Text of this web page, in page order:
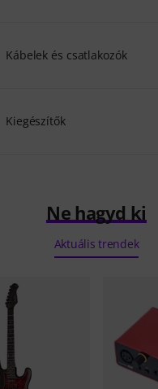
Kábelek és csatlakozók
Kiegészítők
Ne hagyd ki
Aktuális trendek